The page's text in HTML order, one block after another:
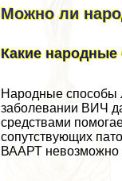
Можно ли
Какие народные
Народные способы
заболевании ВИЧ
средствами
сопутствующих
ВААРТ невозможно